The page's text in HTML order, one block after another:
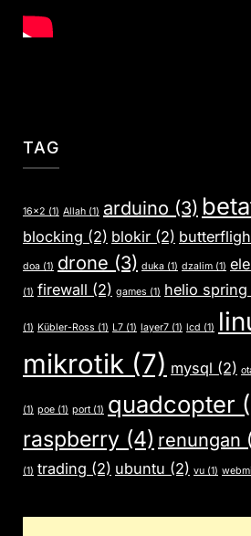
TAG
16x2 (1) Allah (1) arduino (3)
blocking (2) blokir (2)
doa (1) drone (3) duka (1) dzalim (1)
(1) firewall (2) games (1) helio spring
(1) Kübler-Ross (1) L7 (1) layer7 (1) lcd (1)
mikrotik (7) mysql (2)
(1) poe (1) port(1) quadcopter
raspberry (4) renungan
(1) trading (2) ubuntu (2) vu (1)